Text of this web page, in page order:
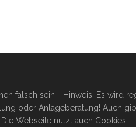
falsch sein - Hinweis: Es wird
oder Anlageberatung! Auch
Webseite nutzt auch Cookies!